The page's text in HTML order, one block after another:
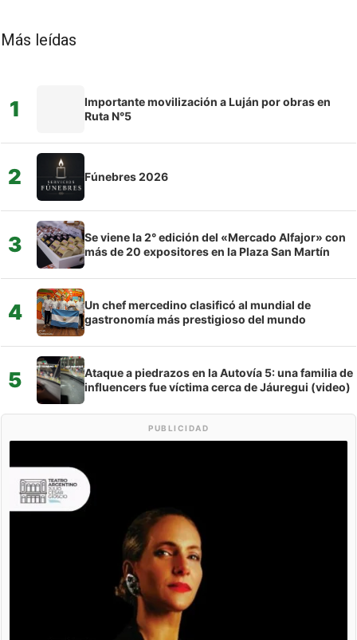
Más leídas
1
Importante movilización a Luján por obras en
Ruta N°5
2 Fúnebres 2026
3
Se viene la 2° edición del «Mercado Alfajor» con
más de 20 expositores en la Plaza San Martín
4
Un chef mercedino clasificó al mundial de
gastronomía más prestigioso del mundo
5
Ataque a piedrazos en la Autovía 5: una familia de
influencers fue víctima cerca de Jáuregui (video)
PUBLICIDAD